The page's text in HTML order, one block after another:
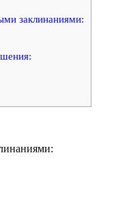
заклинаниями: